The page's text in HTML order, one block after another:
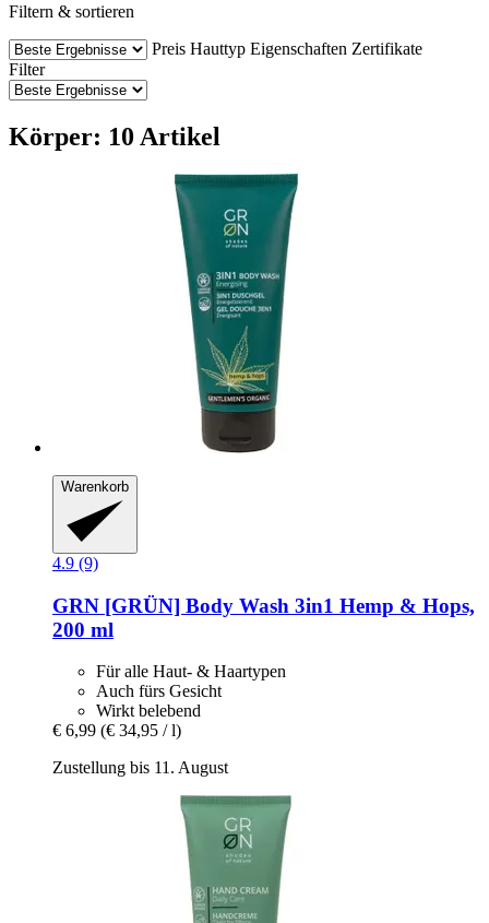
Filtern & sortieren
Preis Hauttyp Eigenschaften Zertifikate
Filter
Körper: 10 Artikel
Warenkorb
4.9 (9)
GRN [GRÜN] Body Wash 3in1 Hemp & Hops,
200 ml
Für alle Haut- & Haartypen
Auch fürs Gesicht
Wirkt belebend
€ 6,99 (€ 34,95 / l)
Zustellung bis 11. August